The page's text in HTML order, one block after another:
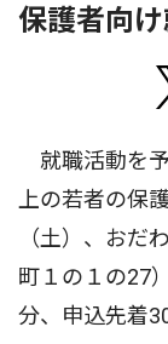
保護者向
就職活動を
上の若者の保
（土）、おだ
町１の１の27
分、申込先着30